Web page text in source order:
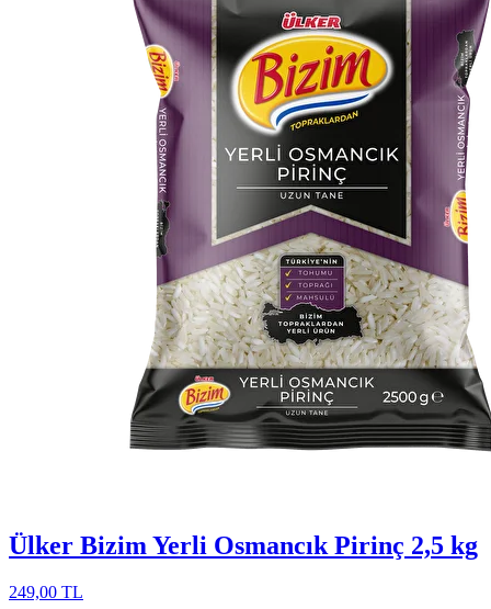
Ülker Bizim Yerli Osmancık Pirinç 2,5 kg
249,00 TL